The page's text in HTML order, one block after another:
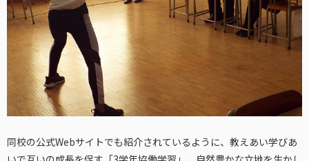
同校の公式Webサイトでも紹介されているように、教えあい学びあ